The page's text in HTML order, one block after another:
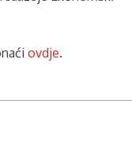
ovdje.